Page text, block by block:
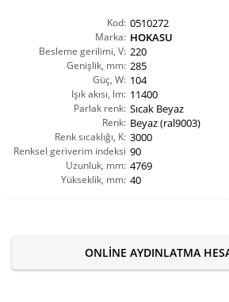
Kod: 0510272
Marka: HOKASU
Besleme gerilimi, V: 220
Genişlik, mm: 285
Güç, W: 104
Işık akısı, lm: 11400
Parlak renk: Sıcak Beyaz
Renk: Beyaz (ral9003)
Renk sıcaklığı, K: 3000
Renksel geriverim indeksi
CRI(Ra):
90
Uzunluk, mm: 4769
Yükseklik, mm: 40
ONLINE AYDINLATMA